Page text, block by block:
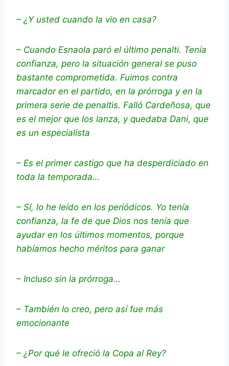
– ¿Y usted cuando la vio en casa?
– Cuando Esnaola paró el último penalti. Tenía
confianza, pero la situación general se puso
bastante comprometida. Fuimos contra
marcador en el partido, en la prórroga y en la
primera serie de penaltis. Falló Cardeñosa, que
es el mejor que los lanza, y quedaba Dani, que
es un especialista
– Es el primer castigo que ha desperdiciado en
toda la temporada…
– Sí, lo he leído en los periódicos. Yo tenía
confianza, la fe de que Dios nos tenía que
ayudar en los últimos momentos, porque
habíamos hecho méritos para ganar
– Incluso sin la prórroga…
– También lo creo, pero así fue más
emocionante
– ¿Por qué le ofreció la Copa al Rey?